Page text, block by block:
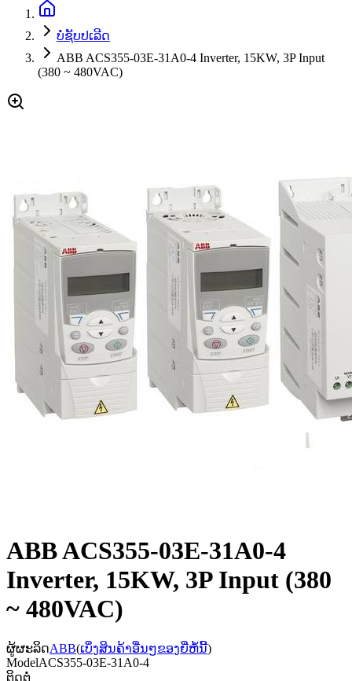
ບໍ່ຊັບປເລີດ
ABB ACS355-03E-31A0-4 Inverter, 15KW, 3P Input
(380 ~ 480VAC)
ABB ACS355-03E-31A0-4
Inverter, 15KW, 3P Input (380
~ 480VAC)
ຜູ້ຜະລິດABB(ເບິ່ງສິນຄ້າອື່ນໆຂອງຍີ່ຫໍ້ນີ້)
ModelACS355-03E-31A0-4
ຕິດຕໍ່